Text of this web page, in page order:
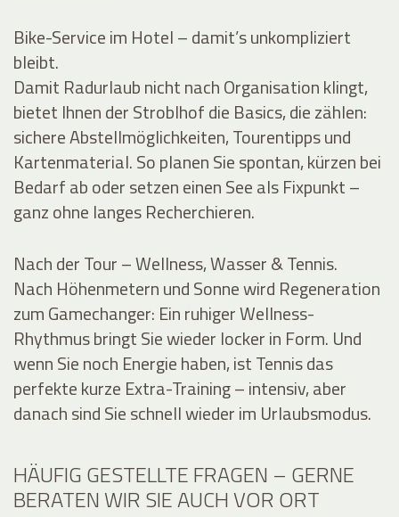
Bike-Service im Hotel – damit’s unkompliziert
bleibt.
Damit Radurlaub nicht nach Organisation klingt,
bietet Ihnen der Stroblhof die Basics, die zählen:
sichere Abstellmöglichkeiten, Tourentipps und
Kartenmaterial. So planen Sie spontan, kürzen bei
Bedarf ab oder setzen einen See als Fixpunkt –
ganz ohne langes Recherchieren.
Nach der Tour – Wellness, Wasser & Tennis.
Nach Höhenmetern und Sonne wird Regeneration
zum Gamechanger: Ein ruhiger Wellness-
Rhythmus bringt Sie wieder locker in Form. Und
wenn Sie noch Energie haben, ist Tennis das
perfekte kurze Extra-Training – intensiv, aber
danach sind Sie schnell wieder im Urlaubsmodus.
HÄUFIG GESTELLTE FRAGEN – GERNE
BERATEN WIR SIE AUCH VOR ORT